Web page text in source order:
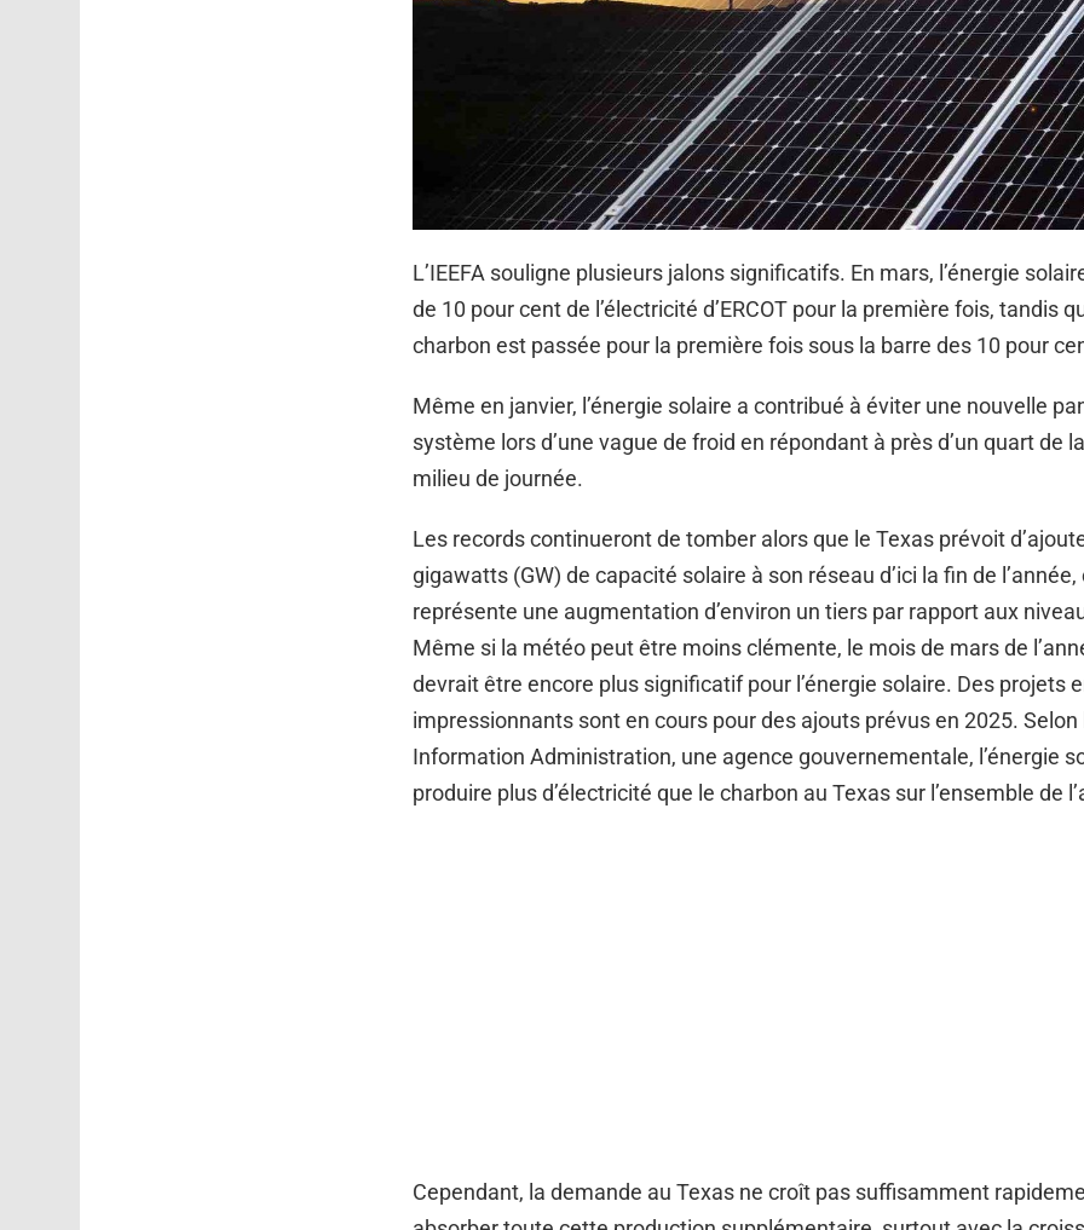
L’IEEFA souligne plusieurs jalons significatifs. En mars, l’énergie
de 10 pour cent de l’électricité d’ERCOT pour la première fois, tandis
charbon est passée pour la première fois sous la barre des 10 pour
Même en janvier, l’énergie solaire a contribué à éviter une nouvelle
système lors d’une vague de froid en répondant à près d’un quart de
milieu de journée.
Les records continueront de tomber alors que le Texas prévoit
gigawatts (GW) de capacité solaire à son réseau d’ici la fin de l’année,
représente une augmentation d’environ un tiers par rapport aux
Même si la météo peut être moins clémente, le mois de mars de
devrait être encore plus significatif pour l’énergie solaire. Des projets
impressionnants sont en cours pour des ajouts prévus en 2025. Selon
Information Administration, une agence gouvernementale, l’énergie
produire plus d’électricité que le charbon au Texas sur l’ensemble de
Cependant, la demande au Texas ne croît pas suffisamment